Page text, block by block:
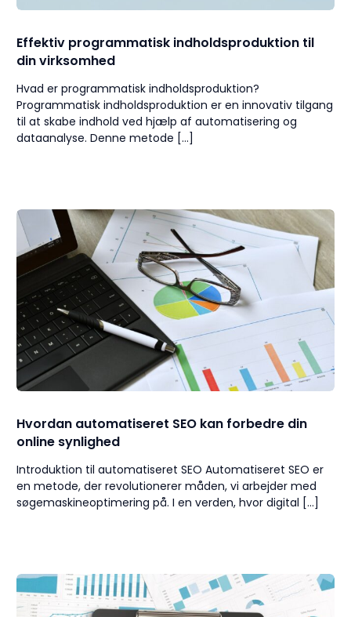
Effektiv programmatisk indholdsproduktion til
din virksomhed
Hvad er programmatisk indholdsproduktion?
Programmatisk indholdsproduktion er en innovativ tilgang
til at skabe indhold ved hjælp af automatisering og
dataanalyse. Denne metode […]
Hvordan automatiseret SEO kan forbedre din
online synlighed
Introduktion til automatiseret SEO Automatiseret SEO er
en metode, der revolutionerer måden, vi arbejder med
søgemaskineoptimering på. I en verden, hvor digital […]